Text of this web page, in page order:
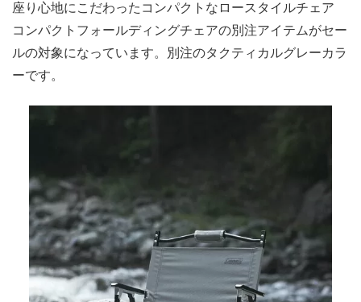
座り心地にこだわったコンパクトなロースタイルチェア
コンパクトフォールディングチェアの別注アイテムがセー
ルの対象になっています。別注のタクティカルグレーカラ
ーです。